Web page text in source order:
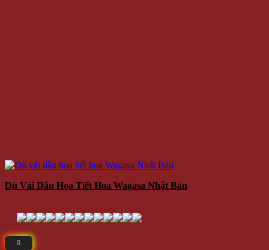
Dù Vải Dầu Họa Tiết Hoa Wagasa Nhật Bản